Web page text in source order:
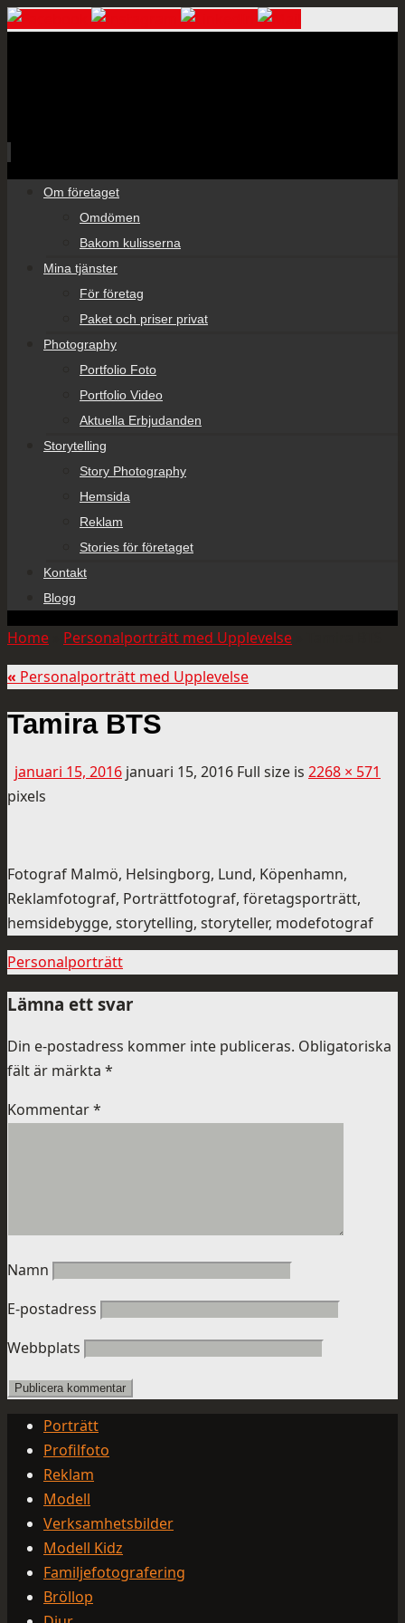
Om företaget
Omdömen
Bakom kulisserna
Mina tjänster
För företag
Paket och priser privat
Photography
Portfolio Foto
Portfolio Video
Aktuella Erbjudanden
Storytelling
Story Photography
Hemsida
Reklam
Stories för företaget
Kontakt
Blogg
Home Personalporträtt med Upplevelse
« Personalporträtt med Upplevelse
Tamira BTS
januari 15, 2016 januari 15, 2016 Full size is 2268 × 571
pixels
Fotograf Malmö, Helsingborg, Lund, Köpenhamn,
Reklamfotograf, Porträttfotograf, företagsporträtt,
hemsidebygge, storytelling, storyteller, modefotograf
Personalporträtt
Lämna ett svar
Din e-postadress kommer inte publiceras. Obligatoriska
fält är märkta *
Kommentar*
Namn
E-postadress
Webbplats
Porträtt
Profilfoto
Reklam
Modell
Verksamhetsbilder
Modell Kidz
Familjefotografering
Bröllop